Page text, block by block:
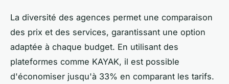
La diversité des agences permet une comparaison
des prix et des services, garantissant une option
adaptée à chaque budget. En utilisant des
plateformes comme KAYAK, il est possible
d'économiser jusqu'à 33% en comparant les tarifs.